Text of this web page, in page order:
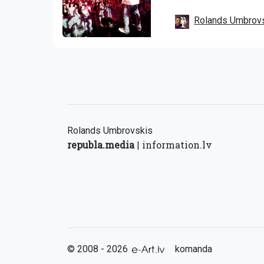
Rolands
Rolands Umbrovskis
republa.media| information.lv
© 2008 - 2026 komanda